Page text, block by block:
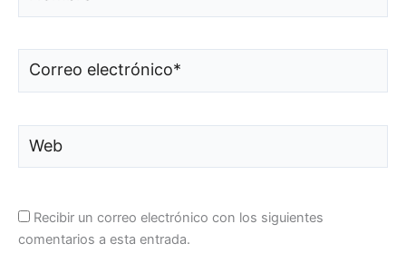
Correo
electrónico*
Recibir un correo electrónico con los siguientes
comentarios a esta entrada.